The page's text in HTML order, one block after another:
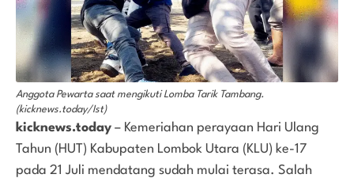
Anggota Pewarta saat mengikuti Lomba Tarik Tambang.
(kicknews.today/Ist)
kicknews.today – Kemeriahan perayaan Hari Ulang
Tahun (HUT) Kabupaten Lombok Utara (KLU) ke-17
pada 21 Juli mendatang sudah mulai terasa. Salah